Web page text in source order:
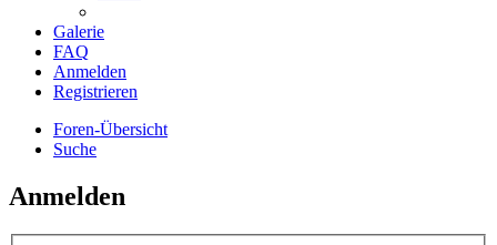
Galerie
FAQ
Anmelden
Registrieren
Foren-Übersicht
Suche
Anmelden